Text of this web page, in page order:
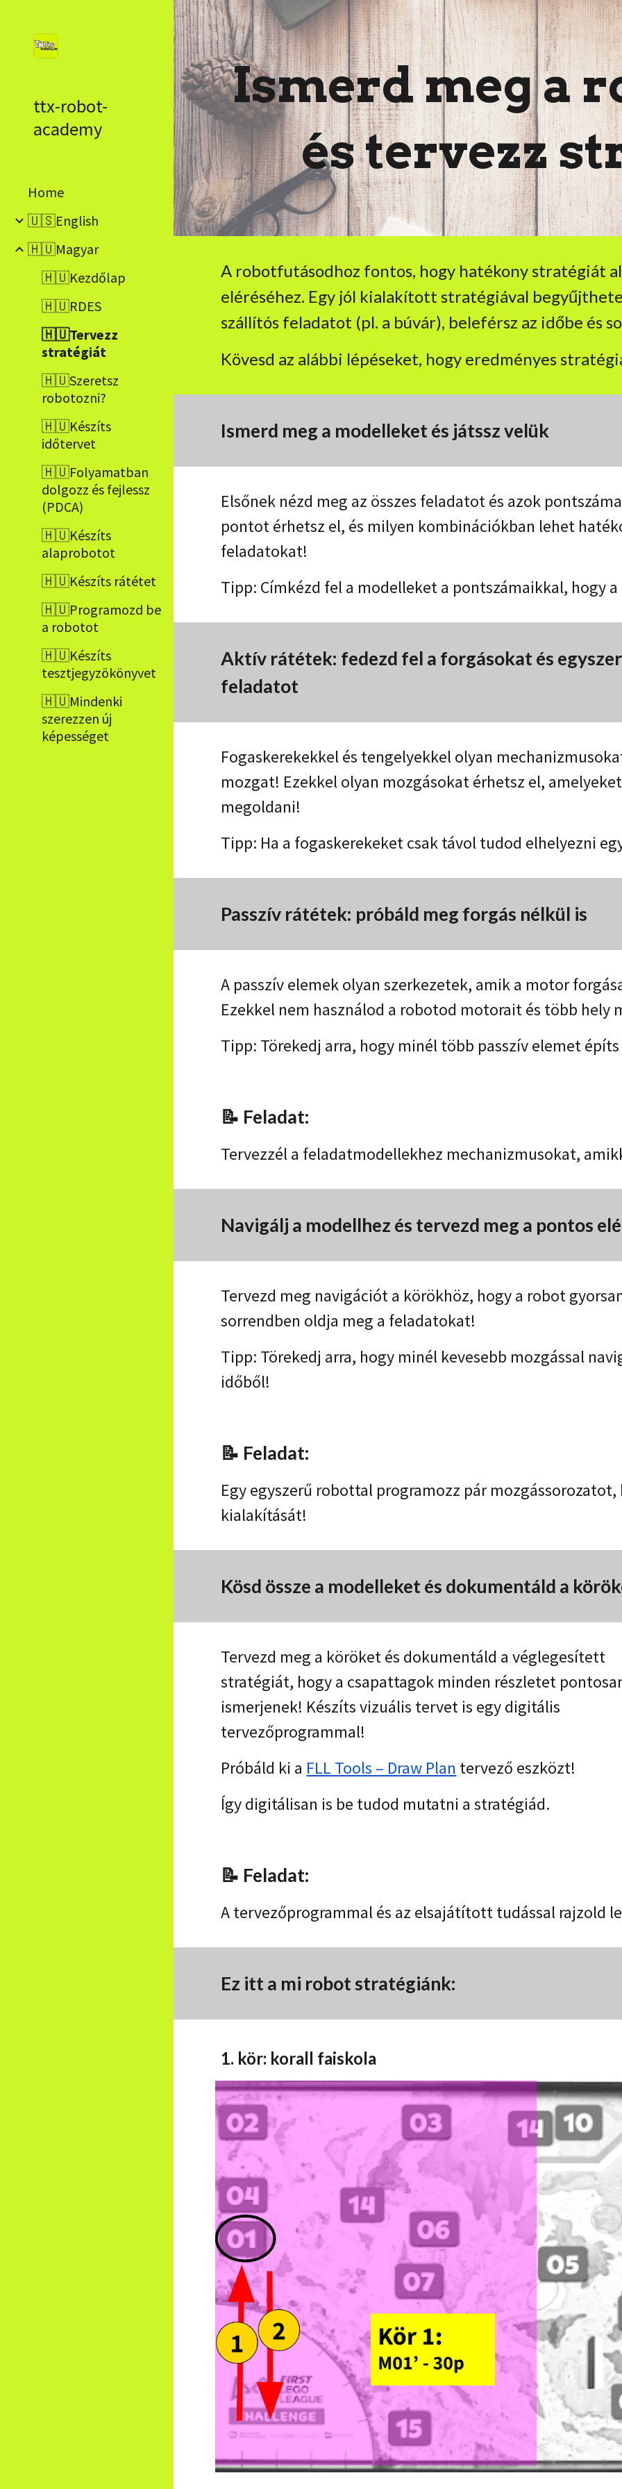
Skip to main content Skip to
ttx-robot-
academy
Home
🇺🇸English
🇭🇺Magyar
🇭🇺Kezdőlap
🇭🇺RDES
🇭🇺Tervezz
stratégiát
🇭🇺Szeretsz
robotozni?
🇭🇺Készíts
időtervet
🇭🇺Folyamatban
dolgozz és fejlessz
(PDCA)
🇭🇺Készíts
alaprobotot
🇭🇺Készíts rátétet
🇭🇺Programozd be
a robotot
🇭🇺Készíts
tesztjegyzökönyvet
🇭🇺Mindenki
szerezzen új
képességet
Ismerd meg a
és tervezz
A robotfutásodhoz fontos, hogy hatékony stratégiát
eléréséhez. Egy jól kialakított stratégiával
szállítós feladatot (pl. a búvár), beleférsz az időbe és
Kövesd az alábbi lépéseket, hogy eredményes
Ismerd meg a modelleket és játssz velük
Elsőnek nézd meg az összes feladatot és azok
pontot érhetsz el, és milyen kombinációkban lehet
feladatokat!
Tipp: Címkézd fel a modelleket a pontszámaikkal, hogy
Aktív rátétek: fedezd fel a forgásokat és
feladatot
Fogaskerekekkel és tengelyekkel olyan
mozgat! Ezekkel olyan mozgásokat érhetsz el,
megoldani!
Tipp: Ha a fogaskerekeket csak távol tudod elhelyezni
Passzív rátétek: próbáld meg forgás nélkül is
A passzív elemek olyan szerkezetek, amik a motor
Ezekkel nem használod a robotod motorait és több hely
Tipp: Törekedj arra, hogy minél több passzív elemet
📝 Feladat:
Tervezzél a feladatmodellekhez mechanizmusokat,
Navigálj a modellhez és tervezd meg a pontos
Tervezd meg navigációt a körökhöz, hogy a robot
sorrendben oldja meg a feladatokat!
Tipp: Törekedj arra, hogy minél kevesebb mozgással
időből!
📝 Feladat:
Egy egyszerű robottal programozz pár
kialakítását!
Kösd össze a modelleket és dokumentáld a
Tervezd meg a köröket és dokumentáld a véglegesített
stratégiát, hogy a csapattagok minden részletet
ismerjenek! Készíts vizuális tervet is egy digitális
tervezőprogrammal!
Próbáld ki a FLL Tools – Draw Plan tervező eszközt!
Így digitálisan is be tudod mutatni a stratégiád.
📝 Feladat:
A tervezőprogrammal és az elsajátított tudással rajzold
Ez itt a mi robot stratégiánk:
1. kör: korall faiskola